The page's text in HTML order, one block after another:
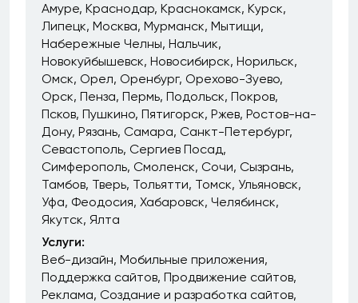
Амуре Краснодар Краснокамск Курск
Липецк Москва Мурманск Мытищи
Набережные Челны Нальчик
Новокуйбышевск Новосибирск Норильск
Омск Орел Оренбург Орехово-Зуево
Орск Пенза Пермь Подольск Покров
Псков Пушкино Пятигорск Ржев Ростов-на-
Дону Рязань Самара Санкт-Петербург
Севастополь Сергиев Посад
Симферополь Смоленск Сочи Сызрань
Тамбов Тверь Тольятти Томск Ульяновск
Уфа Феодосия Хабаровск Челябинск
Якутск Ялта
Услуги:
Веб-дизайн Мобильные приложения
Поддержка сайтов Продвижение сайтов
Реклама Создание и разработка сайтов